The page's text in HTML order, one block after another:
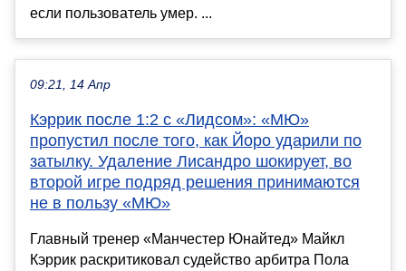
если пользователь умер. ...
09:21, 14 Апр
Кэррик после 1:2 с «Лидсом»: «МЮ»
пропустил после того, как Йоро ударили по
затылку. Удаление Лисандро шокирует, во
второй игре подряд решения принимаются
не в пользу «МЮ»
Главный тренер «Манчестер Юнайтед» Майкл
Кэррик раскритиковал судейство арбитра Пола